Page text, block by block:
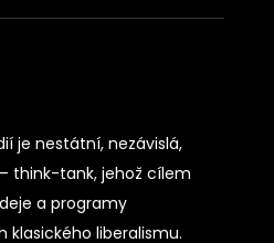
je nestátní, nezávislá,
think-tank, jehož cílem
a programy
klasického liberalismu.